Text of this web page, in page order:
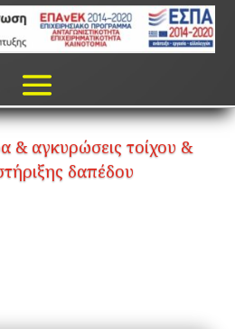
& αγκυρώσεις τοίχου &
δαπέδου